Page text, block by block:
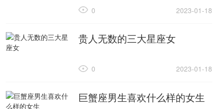
2023-01-18
0
贵人无数的三大星座女
2023-01-18
0
巨蟹座男生喜欢什么样的女生